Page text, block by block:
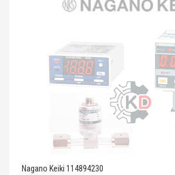
Nagano Keiki 114894230